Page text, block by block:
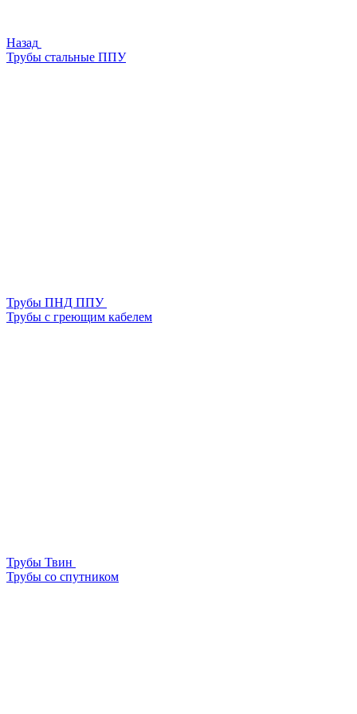
Назад
Трубы стальные ППУ
Трубы ПНД ППУ
Трубы с греющим кабелем
Трубы Твин
Трубы со спутником